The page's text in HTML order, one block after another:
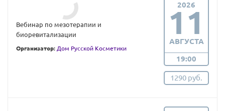
Вебинар по мезотерапии и
биоревитализации
Организатор: Дом Русской Косметики
2026
11
АВГУСТА
19:00
1290 руб.